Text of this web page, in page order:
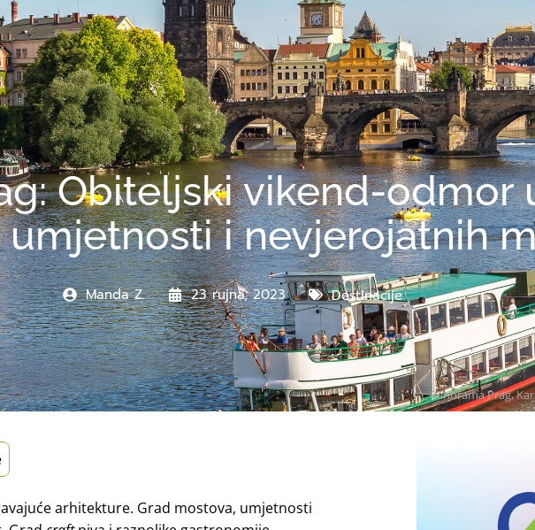
Obiteljski vikend-odmor
umjetnosti i nevjerojatnih
Manda Z. 23 rujna, 2023 Destinacije
Panorama Prag,
arhitekture. Grad mostova, umjetnosti